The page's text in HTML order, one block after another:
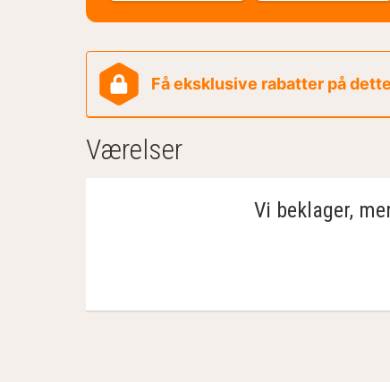
Få eksklusive rabatter på
Værelser
Vi beklager,